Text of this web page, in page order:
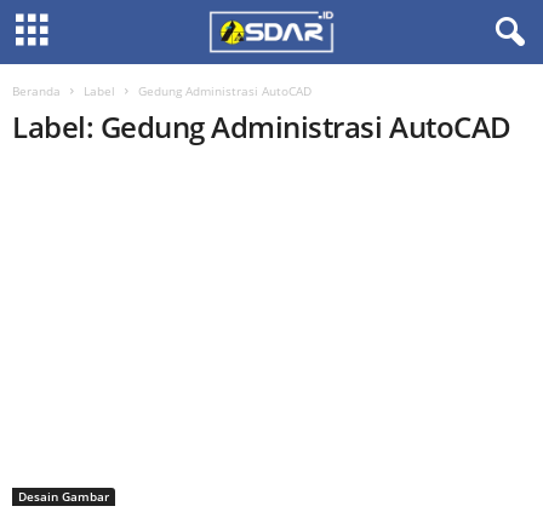
Beranda Label Gedung Administrasi AutoCAD
Label: Gedung Administrasi AutoCAD
Desain Gambar